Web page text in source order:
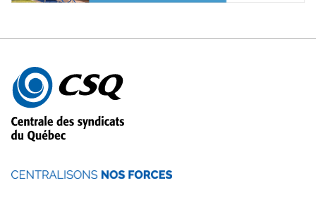
Autres
informations